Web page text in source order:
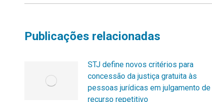
Publicações relacionadas
STJ define novos critérios para
concessão da justiça gratuita às
pessoas jurídicas em julgamento de
recurso repetitivo